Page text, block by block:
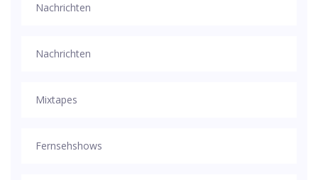
Nachrichten
Nachrichten
Mixtapes
Fernsehshows